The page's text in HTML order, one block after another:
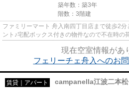
築年数：築3年
階数：3階建
ファミリーマート 舟入南四丁目店まで徒歩2
ント♪宅配ボックス付きの物件なので不在時の
現在空室情報があ
フェリーチェ舟入へのお
賃貸｜アパート campanella江波二本松